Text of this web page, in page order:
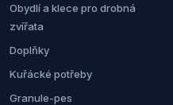
Obydlí a klece pro drobná
zvířata
Doplňky
Kuřácké potřeby
Granule-pes